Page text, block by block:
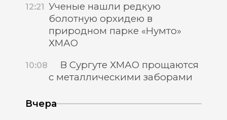
12:21 Ученые нашли редкую
болотную орхидею в
природном парке «Нумто»
ХМАО
10:08
В Сургуте ХМАО прощаются
с металлическими заборами
Вчера